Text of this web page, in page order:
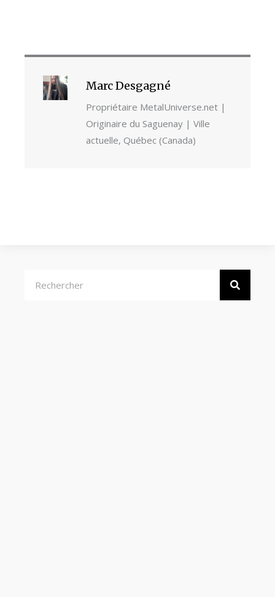
Marc Desgagné
Propriétaire MetalUniverse.net |
Originaire du Saguenay | Ville
actuelle, Québec (Canada)